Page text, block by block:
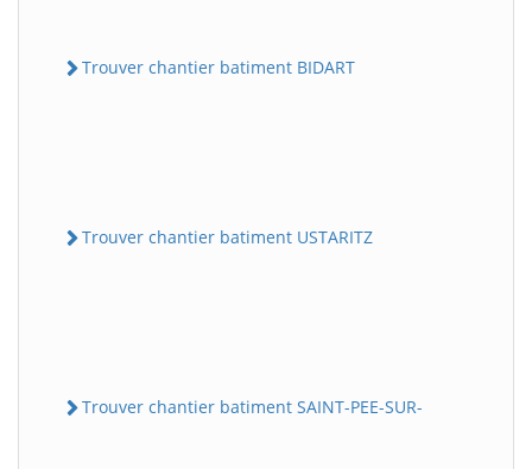
Trouver chantier batiment BIDART
Trouver chantier batiment USTARITZ
Trouver chantier batiment SAINT-PEE-SUR-